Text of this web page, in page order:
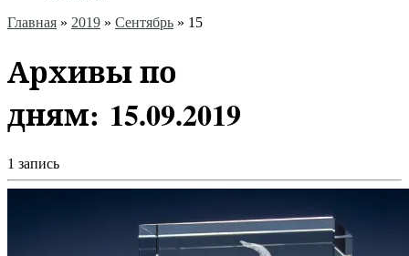
Главная » 2019 » Сентябрь » 15
Архивы по
дням: 15.09.2019
1 запись